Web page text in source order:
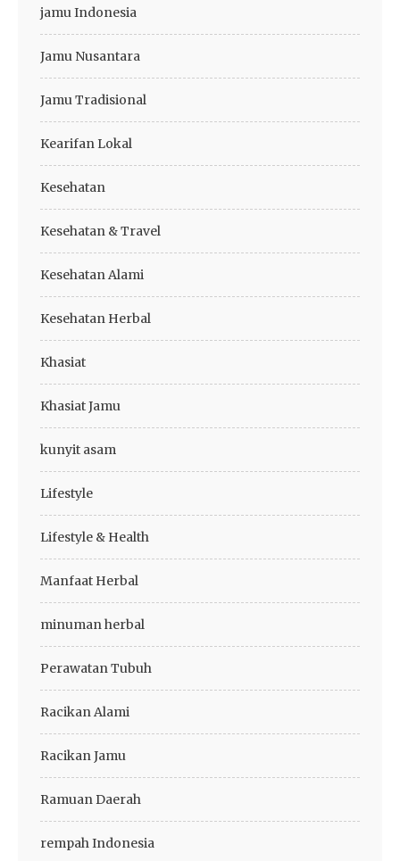
jamu Indonesia
Jamu Nusantara
Jamu Tradisional
Kearifan Lokal
Kesehatan
Kesehatan & Travel
Kesehatan Alami
Kesehatan Herbal
Khasiat
Khasiat Jamu
kunyit asam
Lifestyle
Lifestyle & Health
Manfaat Herbal
minuman herbal
Perawatan Tubuh
Racikan Alami
Racikan Jamu
Ramuan Daerah
rempah Indonesia